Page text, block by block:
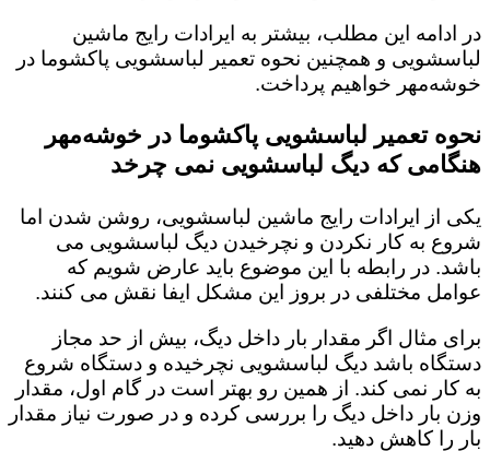
در ادامه این مطلب، بیشتر به ایرادات رایج ماشین
لباسشویی و همچنین نحوه تعمیر لباسشویی پاکشوما در
خوشه‌مهر خواهیم پرداخت.
نحوه تعمیر لباسشویی پاکشوما در خوشه‌مهر
هنگامی که دیگ لباسشویی نمی چرخد
یکی از ایرادات رایج ماشین لباسشویی، روشن شدن اما
شروع به کار نکردن و نچرخیدن دیگ لباسشویی می
باشد. در رابطه با این موضوع باید عارض شویم که
عوامل مختلفی در بروز این مشکل ایفا نقش می کنند.
برای مثال اگر مقدار بار داخل دیگ، بیش از حد مجاز
دستگاه باشد دیگ لباسشویی نچرخیده و دستگاه شروع
به کار نمی کند. از همین رو بهتر است در گام اول، مقدار
وزن بار داخل دیگ را بررسی کرده و در صورت نیاز مقدار
بار را کاهش دهید‌.